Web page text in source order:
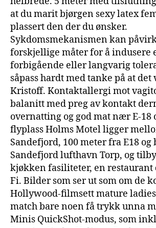
at du marit bjørgen sexy latex
plassert den der du ønsker.
Sykdomsmekanismen kan
forskjellige måter for å indusere
forbigående eller langvarig
såpass hardt med tanke på at det
Kristoff. Kontaktallergi mot
balanitt med preg av kontakt
overnatting og god mat nær E-18
flyplass Holms Motel ligger
Sandefjord, 100 meter fra E18 og
Sandefjord lufthavn Torp, og
kjøkken fasiliteter, en restaurant
Fi. Bilder som ser ut som om de
Hollywood-filmsett mature
match bare noen få trykk unna
Minis QuickShot-modus, som